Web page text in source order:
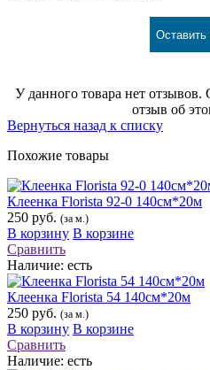
Оставить
У данного товара нет отзывов.
отзыв об
Вернуться назад к списку
Похожие товары
Клеенка Florista 92-0 140см*20м
250 руб. (за м.)
В корзину В корзине
Сравнить
Наличие: есть
Клеенка Florista 54 140см*20м
250 руб. (за м.)
В корзину В корзине
Сравнить
Наличие: есть